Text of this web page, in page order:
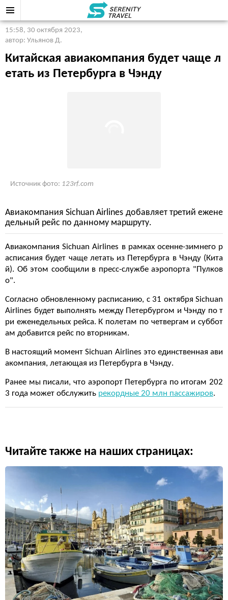
15:58, 30 октября 2023,
автор: Ульянов Д.
Китайская авиакомпания будет чаще л
етать из Петербурга в Чэнду
Источник фото: 123rf.com
Авиакомпания Sichuan Airlines добавляет третий ежене
дельный рейс по данному маршруту.
Авиакомпания Sichuan Airlines в рамках осенне-зимнего р
асписания будет чаще летать из Петербурга в Чэнду (Кита
й). Об этом сообщили в пресс-службе аэропорта "Пулков
о".
Согласно обновленному расписанию, с 31 октября Sichuan
Airlines будет выполнять между Петербургом и Чэнду по т
ри еженедельных рейса. К полетам по четвергам и суббот
ам добавится рейс по вторникам.
В настоящий момент Sichuan Airlines это единственная ави
акомпания, летающая из Петербурга в Чэнду.
Ранее мы писали, что аэропорт Петербурга по итогам 202
3 года может обслужить рекордные 20 млн пассажиров.
Читайте также на наших страницах: